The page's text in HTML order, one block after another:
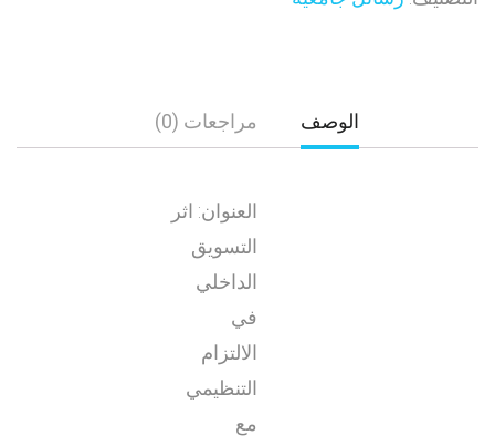
الوصف مراجعات (0)
العنوان: اثر
التسويق
الداخلي
في
الالتزام
التنظيمي
مع